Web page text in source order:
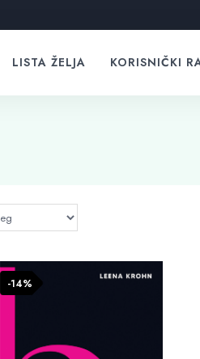
LISTA ŽELJA KORISNIČKI
-14%